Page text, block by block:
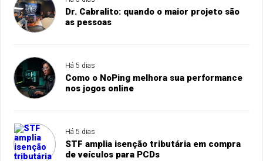
Dr. Cabralito: quando o maior projeto são
as pessoas
Há 5 dias
Como o NoPing melhora sua performance
nos jogos online
Há 5 dias
STF amplia isenção tributária em compra
de veículos para PCDs